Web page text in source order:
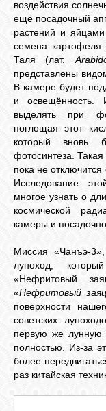
воздействия
ещё посадочный
растений и
семена картофеля
Таля (лат.
представлены
В камере будет
и освещённость.
выделять при
поглощая этот
который вновь
фотосинтеза.
пока не
Исследование
многое узнать о
космической
камеры и
Миссия «Чанъэ-
луноход,
«Нефритовый
«Нефритовый
поверхности
советских
первую же лунную
полностью. Из-за
более
раз китайская